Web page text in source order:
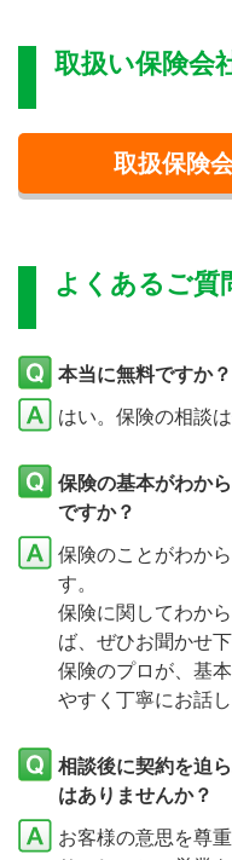
取扱い保険会
取扱保険
よくあるご質
本当に無料ですか？
はい。保険の相談
保険の基本がわか
ですか？
保険のことがわか
す。
保険に関してわか
ば、ぜひお聞かせ下
保険のプロが、基
やすく丁寧にお話
相談後に契約を迫
はありませんか？
お客様の意思を尊